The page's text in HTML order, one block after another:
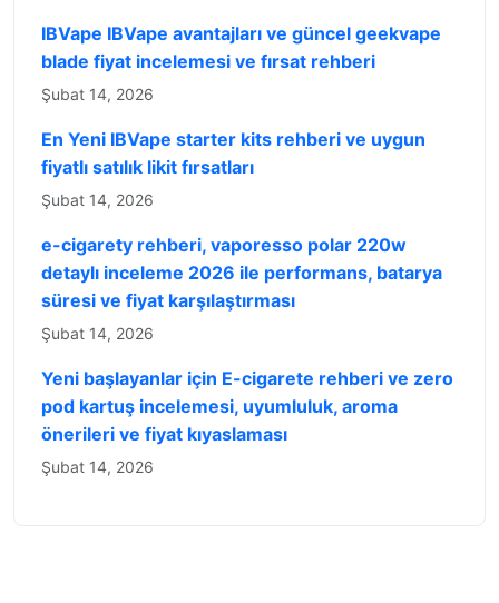
IBVape IBVape avantajları ve güncel geekvape
blade fiyat incelemesi ve fırsat rehberi
Şubat 14, 2026
En Yeni IBVape starter kits rehberi ve uygun
fiyatlı satılık likit fırsatları
Şubat 14, 2026
e-cigarety rehberi, vaporesso polar 220w
detaylı inceleme 2026 ile performans, batarya
süresi ve fiyat karşılaştırması
Şubat 14, 2026
Yeni başlayanlar için E-cigarete rehberi ve zero
pod kartuş incelemesi, uyumluluk, aroma
önerileri ve fiyat kıyaslaması
Şubat 14, 2026